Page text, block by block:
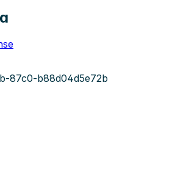
87c0-b88d04d5e72b